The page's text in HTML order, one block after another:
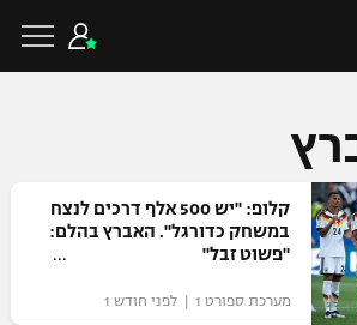
קלופ: "יש 500 אלף דרכים לנצח
במשחק כדורגל". האברץ בהלם:
"פשוט זבל"
מערכת ספורט 1 | לפני חודש 1